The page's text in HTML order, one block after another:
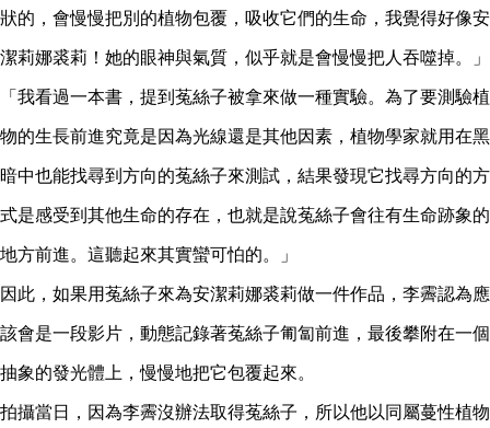
狀的，會慢慢把別的植物包覆，吸收它們的生命，我覺得好像安
潔莉娜裘莉！她的眼神與氣質，似乎就是會慢慢把人吞噬掉。」
「我看過一本書，提到菟絲子被拿來做一種實驗。為了要測驗植
物的生長前進究竟是因為光線還是其他因素，植物學家就用在黑
暗中也能找尋到方向的菟絲子來測試，結果發現它找尋方向的方
式是感受到其他生命的存在，也就是說菟絲子會往有生命跡象的
地方前進。這聽起來其實蠻可怕的。」
因此，如果用菟絲子來為安潔莉娜裘莉做一件作品，李霽認為應
該會是一段影片，動態記錄著菟絲子匍匐前進，最後攀附在一個
抽象的發光體上，慢慢地把它包覆起來。
拍攝當日，因為李霽沒辦法取得菟絲子，所以他以同屬蔓性植物